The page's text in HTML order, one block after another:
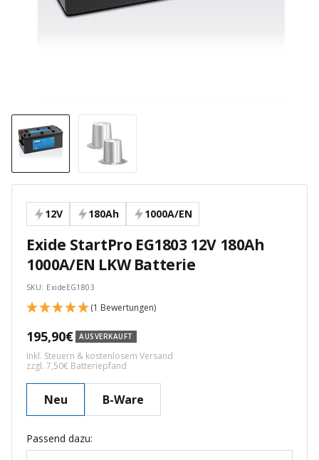
12V 180Ah 1000A/EN
Exide StartPro EG1803 12V 180Ah
1000A/EN LKW Batterie
SKU: ExideEG1803
(1 Bewertungen)
Angebotspreis
195,90€ AUSVERKAUFT
Inkl. Steuern & kostenlosem Versand
zzgl. 7,50€ Batteriepfand
Neu B-Ware
Passend dazu: